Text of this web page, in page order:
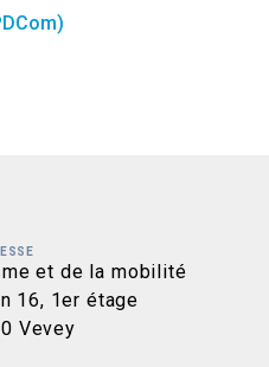
et de la mobilité
16, 1er étage
Vevey